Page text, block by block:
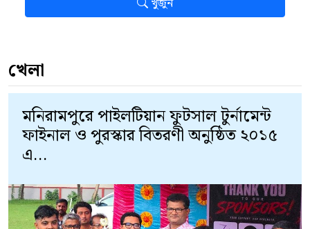
খুঁজুন
খেলা
মনিরামপুরে পাইলটিয়ান ফুটসাল টুর্নামেন্ট
ফাইনাল ও পুরস্কার বিতরণী অনুষ্ঠিত ২০১৫
এ...